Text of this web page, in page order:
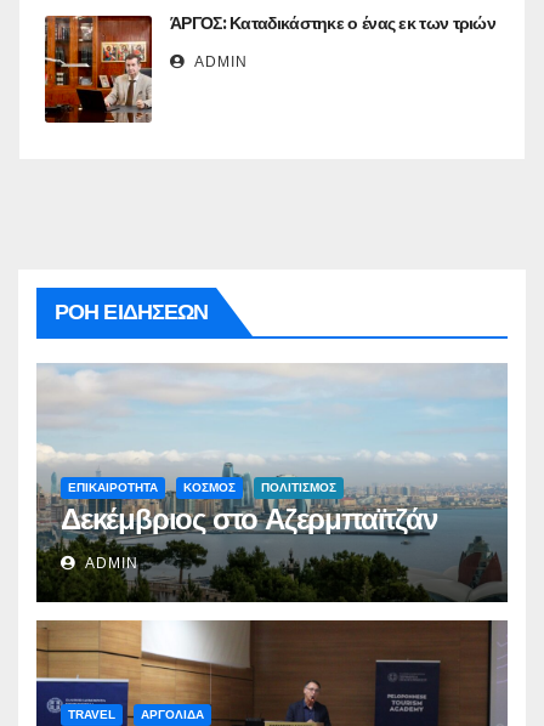
ΆΡΓΟΣ: Καταδικάστηκε ο ένας εκ των τριών
ADMIN
ΡΟΗ ΕΙΔΗΣΕΩΝ
ΕΠΙΚΑΙΡΟΤΗΤΑ ΚΟΣΜΟΣ ΠΟΛΙΤΙΣΜΟΣ
Δεκέμβριος στο Αζερμπαϊτζάν
ADMIN
TRAVEL ΑΡΓΟΛΙΔΑ